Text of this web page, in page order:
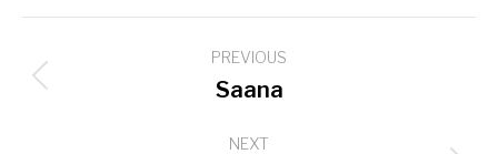
navigation
PREVIOUS
Previous
Saana
NEXT